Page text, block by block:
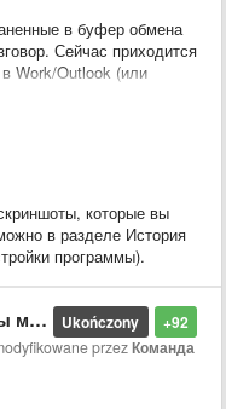
в буфер обмена
Сейчас приходится
Work/Outlook (или
которые вы
в разделе История
программы).
+92
Ukończony
неудобно.
przezКоманда